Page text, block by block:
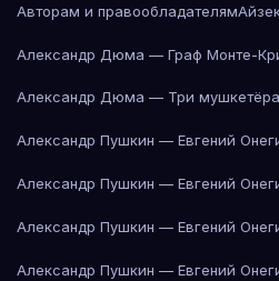
Авторам и правообладателям
Александр Дюма — Граф Монте-
Александр Дюма — Три мушкетёра
Александр Пушкин — Евгений
Александр Пушкин — Евгений
Александр Пушкин — Евгений
Александр Пушкин — Евгений